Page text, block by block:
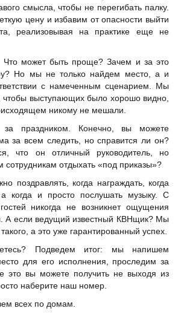
смысла, чтобы не перегибать палку.
цену и избавим от опасности выйти
реализовывая на практике еще не
Что может быть проще? Зачем и за это
Но мы не только найдем место, а и
с намеченным сценарием. Мы
чтобы выступающих было хорошо видно,
никому не мешали.
праздником. Конечно, вы можете
за всем следить, но справится ли он?
что он отличный руководитель, но
сотрудникам отдыхать «под приказы»?
поздравлять, когда награждать, когда
а когда и просто послушать музыку. С
никогда не возникнет ощущения
А если ведущий известный КВНщик? Мы
а это уже гарантированный успех.
Подведем итог: мы напишем
для его исполнения, проследим за
это вы можете получить не выходя из
наберите наш номер.
всех по домам.